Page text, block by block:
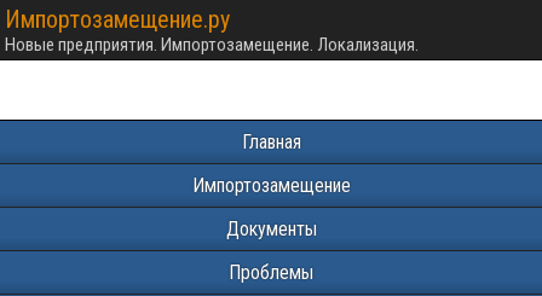
Импортозамещение.ру
Новые предприятия. Импортозамещение. Локализация.
Главная
Импортозамещение
Документы
Проблемы